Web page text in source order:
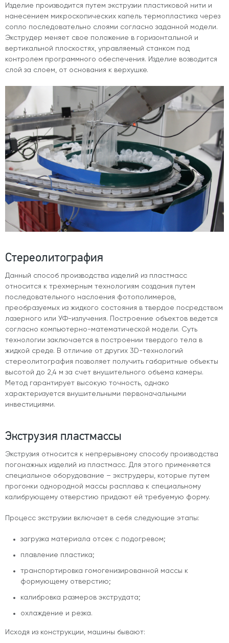
Изделие производится путем экструзии пластиковой нити и
нанесением микроскопических капель термопластика через
сопло последовательно слоями согласно заданной модели.
Экструдер меняет свое положение в горизонтальной и
вертикальной плоскостях, управляемый станком под
контролем программного обеспечения. Изделие возводится
слой за слоем, от основания к верхушке.
Стереолитография
Данный способ производства изделий из пластмасс
относится к трехмерным технологиям создания путем
последовательного наслоения фотополимеров,
преобразуемых из жидкого состояния в твердое посредством
лазерного или УФ-излучения. Построение объектов ведется
согласно компьютерно-математической модели. Суть
технологии заключается в построении твердого тела в
жидкой среде. В отличие от других 3D-технологий
стереолитография позволяет получить габаритные объекты
высотой до 2,4 м за счет внушительного объема камеры.
Метод гарантирует высокую точность, однако
характеризуется внушительными первоначальными
инвестициями.
Экструзия пластмассы
Экструзия относится к непрерывному способу производства
погонажных изделий из пластмасс. Для этого применяется
специальное оборудование – экструдеры, которые путем
прогонки однородной массы расплава к специальному
калибрующему отверстию придают ей требуемую форму.
Процесс экструзии включает в себя следующие этапы:
загрузка материала отсек с подогревом;
плавление пластика;
транспортировка гомогенизированной массы к
формующему отверстию;
калибровка размеров экструдата;
охлаждение и резка.
Исходя из конструкции, машины бывают: